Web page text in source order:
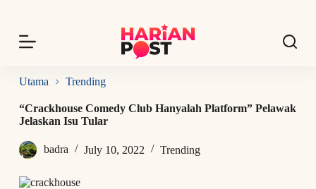
p
o
n
Utama Trending
“Crackhouse Comedy Club Hanyalah Platform” Pelawak
Jelaskan Isu Tular
badra July 10, 2022 Trending